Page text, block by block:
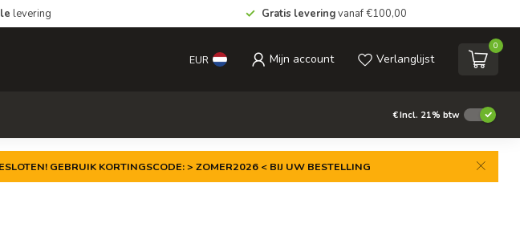
levering Gratis leveringvanaf €100,00
EUR Mijn account Verlanglijst
0
€Incl. 21% btw
GEBRUIK KORTINGSCODE: > ZOMER2026 < BIJ UW BESTELLING